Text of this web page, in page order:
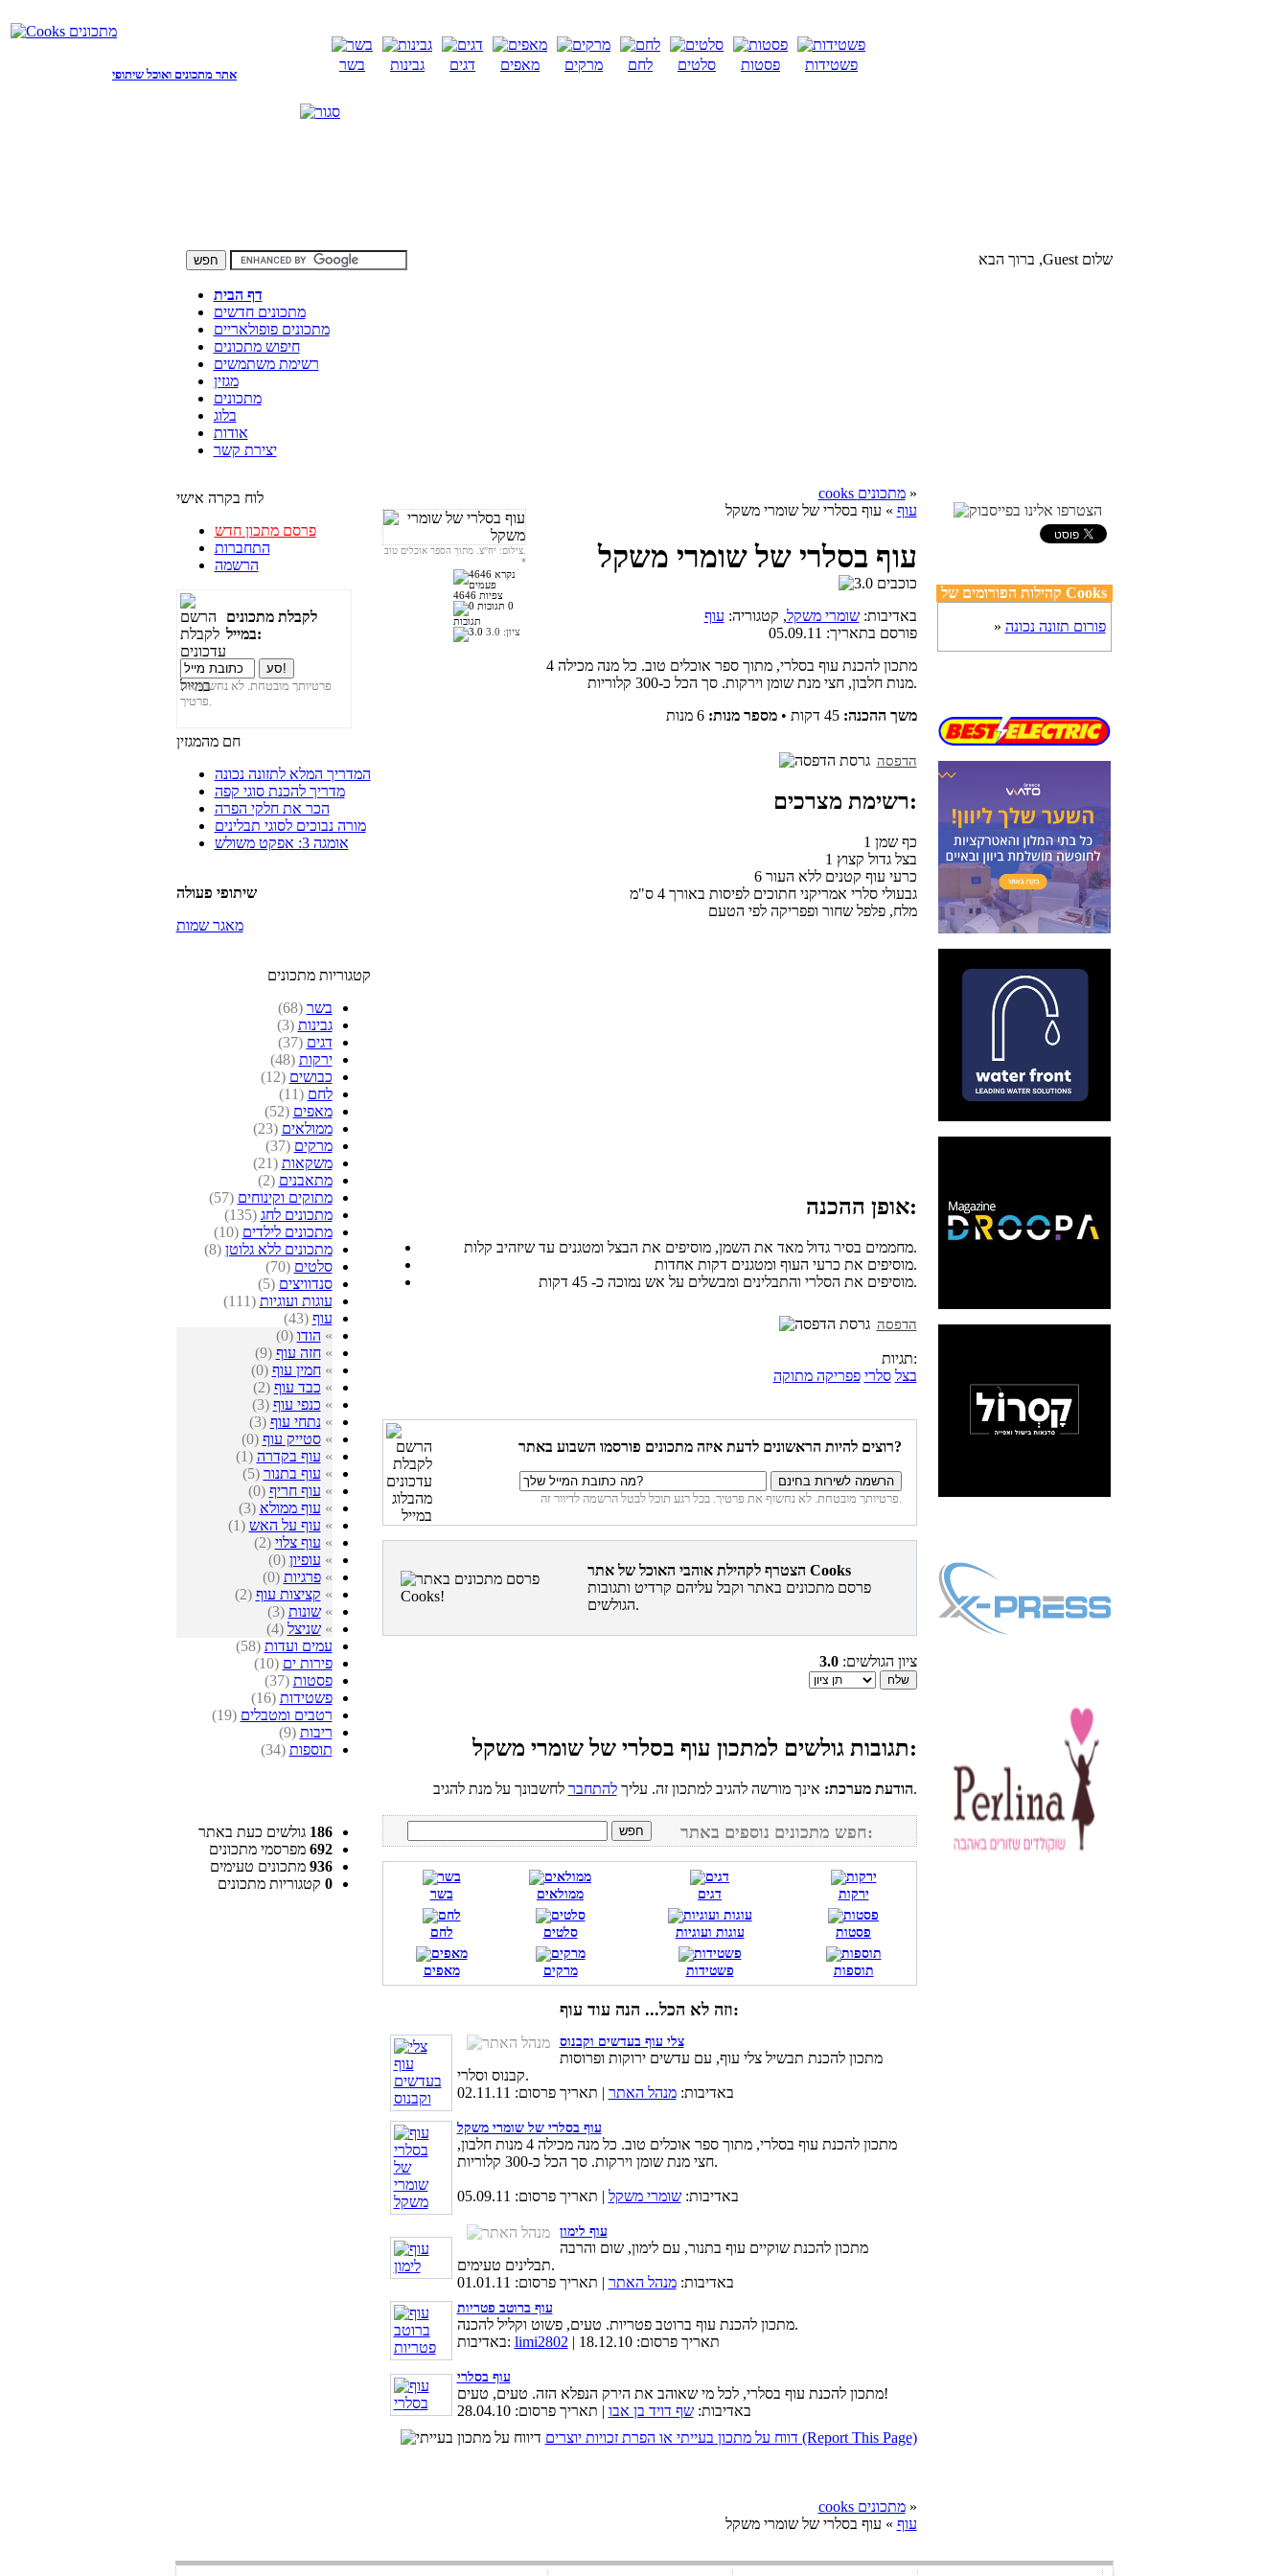
אתר מתכונים ואוכל שיתופי
בשר גבינות דגים מאפים מרקים לחם סלטים פסטות פשטידות
שלום Guest, ברוך הבא
דף הבית
מתכונים חדשים
מתכונים פופולאריים
חיפוש מתכונים
רשימת משתמשים
מגזין
מתכונים
בלוג
אודות
יצירת קשר
לוח בקרה אישי
פרסם מתכון חדש
התחברות
הרשמה
לקבלת מתכונים
במייל:
פרטיותך מובטחת. לא נחשוף את
פרטיך.
חם מהמגזין
המדריך המלא לתזונה נכונה
מדריך להכנת סוגי קפה
הכר את חלקי הפרה
מורה נבוכים לסוגי תבלינים
אומגה 3: אפקט משולש
שיתופי פעולה
מאגר שמות
קטגוריות מתכונים
בשר (68)
גבינות (3)
דגים (37)
ירקות (48)
כבושים (12)
לחם (11)
מאפים (52)
ממולאים (23)
מרקים (37)
משקאות (21)
מתאבנים (2)
מתוקים וקינוחים (57)
מתכונים לחג (135)
מתכונים לילדים (10)
מתכונים ללא גלוטן (8)
סלטים (70)
סנדוויצים (5)
עוגות ועוגיות (111)
עוף (43)
» הודו (0)
»חזה עוף (9)
»חמין עוף (0)
» כבד עוף (2)
» כנפי עוף (3)
»נתחי עוף (3)
»סטייק עוף (0)
» עוף בקדרה (1)
» עוף בתנור (5)
» עוף חריף (0)
» עוף ממולא (3)
» עוף על האש (1)
» עוף צלוי (2)
» עופיון (0)
»פרגיות (0)
» קציצות עוף (2)
»שונות (3)
»שניצל (4)
עמים ועדות (58)
פירות ים (10)
פסטות (37)
פשטידות (16)
רטבים ומטבלים (19)
ריבות (9)
תוספות (34)
186 גולשים כעת באתר
692 מפרסמי מתכונים
936 מתכונים טעימים
0 קטגוריות מתכונים
צילום: יח"צ. מתוך הספר אוכלים טוב.
*
4646 צפיות
0
תגובות
ציון: 3.0
cooks מתכונים»
עוף » עוף בסלרי של שומרי משקל
עוף בסלרי של שומרי משקל
באדיבות:שומרי משקל, קטגוריה: עוף
פורסם בתאריך: 05.09.11
מתכון להכנת עוף בסלרי, מתוך ספר אוכלים טוב. כל מנה מכילה 4
מנות חלבון, חצי מנת שומן וירקות. סך הכל כ-300 קלוריות.
משך ההכנה: 45 דקות •מספר מנות: 6 מנות
הדפסה
רשימת מצרכים:
1 כף שמן
1 בצל גדול קצוץ
6 כרעי עוף קטנים ללא העור
גבעולי סלרי אמריקני חתוכים לפיסות באורך 4 ס"מ
מלח, פלפל שחור ופפריקה לפי הטעם
אופן ההכנה:
מחממים בסיר גדול מאד את השמן, מוסיפים את הבצל ומטגנים עד שיזהיב קלות.
מוסיפים את כרעי העוף ומטגנים דקות אחדות.
מוסיפים את הסלרי והתבלינים ומבשלים על אש נמוכה כ- 45 דקות.
הדפסה
תגיות:
בצל סלרי פפריקה מתוקה
רוצים להיות הראשונים לדעת איזה מתכונים פורסמו השבוע באתר?
פרטיותך מובטחת. לא נחשוף את פרטיך. בכל רגע תוכל לבטל הרשמה לדיוור זה.
הצטרף לקהילת אוהבי האוכל של אתר Cooks
פרסם מתכונים באתר וקבל עליהם קרדיט ותגובות
הגולשים.
ציון הגולשים:3.0
תגובות גולשים למתכון עוף בסלרי של שומרי משקל:
הודעת מערכת: אינך מורשה להגיב למתכון זה. עליךלהתחבר לחשבונך על מנת להגיב.
חפש מתכונים נוספים באתר:
בשר ממולאים דגים ירקות
לחם סלטים עוגות ועוגיות פסטות
מאפים מרקים פשטידות תוספות
וזה לא הכל... הנה עוד עוף:
צלי עוף בעדשים וקבנוס
מתכון להכנת תבשיל צלי עוף, עם עדשים ירוקות ופרוסות
קבנוס וסלרי.
באדיבות:מנהל האתר | תאריך פרסום: 02.11.11
עוף בסלרי של שומרי משקל
מתכון להכנת עוף בסלרי, מתוך ספר אוכלים טוב. כל מנה מכילה 4 מנות חלבון,
חצי מנת שומן וירקות. סך הכל כ-300 קלוריות.
באדיבות:שומרי משקל | תאריך פרסום: 05.09.11
עוף לימון
מתכון להכנת שוקיים עוף בתנור, עם לימון, שום והרבה
תבלינים טעימים.
באדיבות:מנהל האתר | תאריך פרסום: 01.01.11
עוף ברוטב פטריות
מתכון להכנת עוף ברוטב פטריות. טעים, פשוט וקליל להכנה.
באדיבות: limi2802 | תאריך פרסום: 18.12.10
עוף בסלרי
מתכון להכנת עוף בסלרי, לכל מי שאוהב את הירק הנפלא הזה. טעים, טעים!
באדיבות:שף דויד בן אבו | תאריך פרסום: 28.04.10
דווח על מתכון בעייתי או הפרת זכויות יוצרים (Report This Page)
cooks מתכונים»
עוף » עוף בסלרי של שומרי משקל
קהילות הפורומים של Cooks
» פורום תזונה נכונה